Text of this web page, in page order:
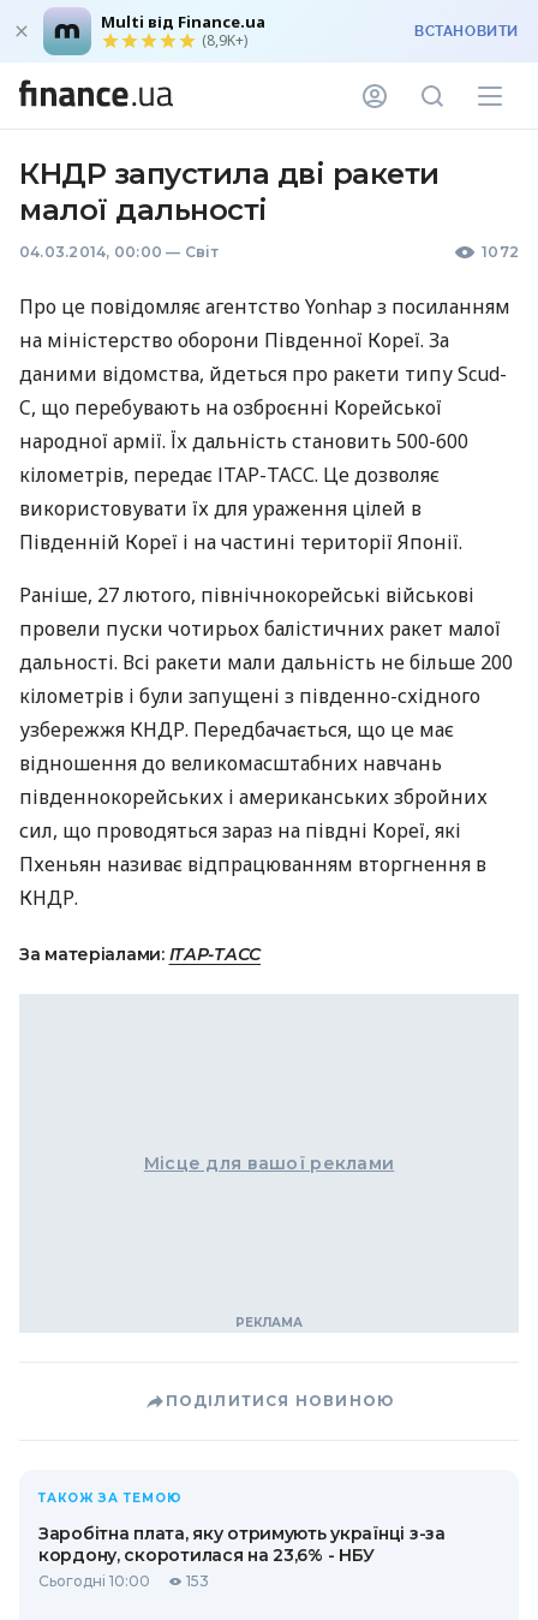
Multi від Finance.ua
(8,9K+) ВСТАНОВИТИ
КНДР запустила дві ракети
малої дальності
04.03.2014, 00:00 — Світ 1072
Про це повідомляє агентство Yonhap з посиланням
на міністерство оборони Південної Кореї. За
даними відомства, йдеться про ракети типу Scud-
C, що перебувають на озброєнні Корейської
народної армії. Їх дальність становить 500-600
кілометрів, передає ІТАР-ТАСС. Це дозволяє
використовувати їх для ураження цілей в
Південній Кореї і на частині території Японії.
Раніше, 27 лютого, північнокорейські військові
провели пуски чотирьох балістичних ракет малої
дальності. Всі ракети мали дальність не більше 200
кілометрів і були запущені з південно-східного
узбережжя КНДР. Передбачається, що це має
відношення до великомасштабних навчань
південнокорейських і американських збройних
сил, що проводяться зараз на півдні Кореї, які
Пхеньян називає відпрацюванням вторгнення в
КНДР.
За матеріалами: ІТАР-ТАСС
Місце для вашої реклами
ПОДІЛИТИСЯ НОВИНОЮ
ТАКОЖ ЗА ТЕМОЮ
Заробітна плата, яку отримують українці з-за
кордону, скоротилася на 23,6% - НБУ
Сьогодні 10:00 153